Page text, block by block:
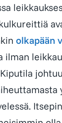
olkapään
ilman